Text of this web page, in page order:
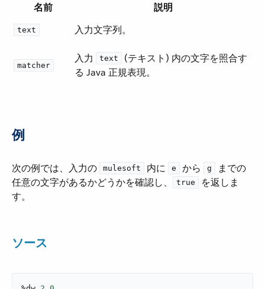
名前 説明
text 入力文字列。
matcher
入力 ​ text
​ (テキスト) 内の文字を照合す
る Java 正規表現。
例
次の例では、入力の ​ mulesoft ​ 内に ​ e ​ から ​ g
​ までの
任意の文字があるかどうかを確認し、​
true
​ を返しま
す。
ソース